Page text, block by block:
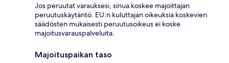
Jos peruutat varauksesi, sinua koskee majoittajan
peruutuskäytäntö. EU:n kuluttajan oikeuksia koskevien
säädösten mukaisesti peruutusoikeus ei koske
majoitusvarauspalveluita.
Majoituspaikan taso